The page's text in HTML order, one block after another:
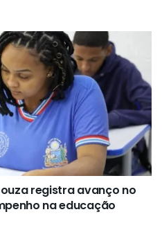
registra avanço no
na educação